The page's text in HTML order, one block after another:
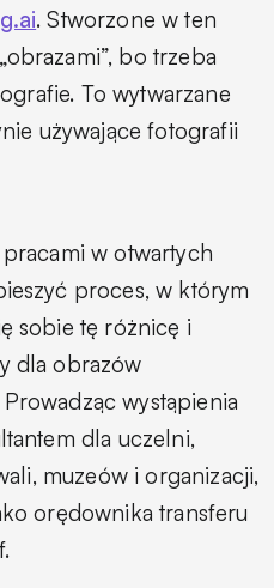
. Stworzone w ten
bo trzeba
To wytwarzane
używające fotografii
w otwartych
proces, w którym
sobie tę różnicę i
dla obrazów
wystąpienia
dla uczelni,
muzeów i organizacji,
orędownika transferu